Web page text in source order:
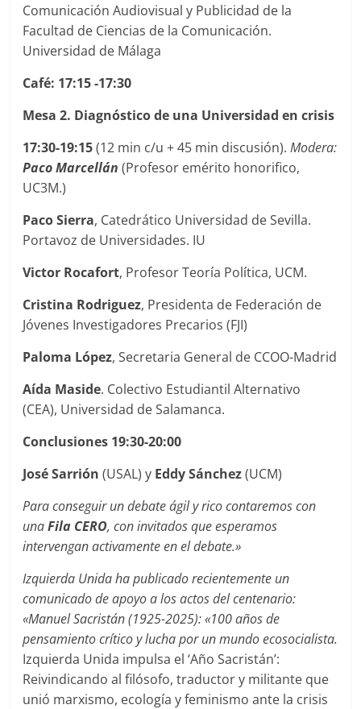
Comunicación Audiovisual y Publicidad de la
Facultad de Ciencias de la Comunicación.
Universidad de Málaga
Café: 17:15 -17:30
Mesa 2. Diagnóstico de una Universidad en crisis
17:30-19:15(12 min c/u + 45 min discusión).Modera:
Paco Marcellán (Profesor emérito honorifico,
UC3M.)
Paco Sierra, Catedrático Universidad de Sevilla.
Portavoz de Universidades. IU
Victor Rocafort, Profesor Teoría Política, UCM.
Cristina Rodriguez, Presidenta de Federación de
Jóvenes Investigadores Precarios (FJI)
Paloma López, Secretaria General de CCOO-Madrid
Aída Maside. Colectivo Estudiantil Alternativo
(CEA), Universidad de Salamanca.
Conclusiones 19:30-20:00
José Sarrión (USAL) y Eddy Sánchez(UCM)
Para conseguir un debate ágil y rico contaremos con
unaFila CERO, con invitados que esperamos
intervengan activamente en el debate.»
Izquierda Unida ha publicado recientemente un
comunicado de apoyo a los actos del centenario:
«Manuel Sacristán (1925-2025): «100 años de
pensamiento crítico y lucha por un mundo ecosocialista.
Izquierda Unida impulsa el ‘Año Sacristán’:
Reivindicando al filósofo, traductor y militante que
unió marxismo, ecología y feminismo ante la crisis